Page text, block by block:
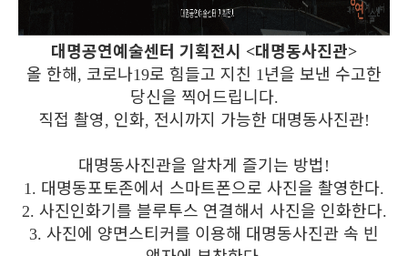
대명공연예술센터 기획전시 <대명동사진관>
올 한해 , 코로나19로 힘들고 지친 1년을 보낸 수고한
당신을 찍어드립니다.
직접 촬영 , 인화, 전시까지 가능한 대명동사진관!
대명동사진관을 알차게 즐기는 방법 !
1. 대명동포토존에서 스마트폰으로 사진을 촬영한다.
2. 사진인화기를 블루투스 연결해서 사진을 인화한다.
3. 사진에 양면스티커를 이용해 대명동사진관 속 빈